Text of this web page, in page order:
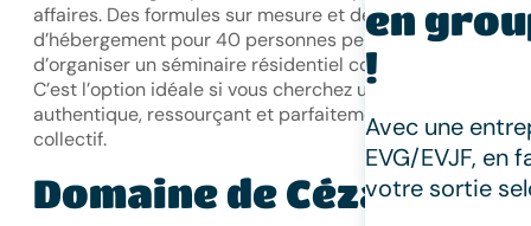
en
!
Avec une
EVG/EVJF, en
votre sortie
affaires. Des formules sur mesure et des possibilités
d’hébergement pour 40 personnes permettent
d’organiser un séminaire résidentiel convivial et immersif.
C’est l’option idéale si vous cherchez un lieu à la fois
authentique, ressourçant et parfaitement adapté au
collectif.
Domaine de Cézac